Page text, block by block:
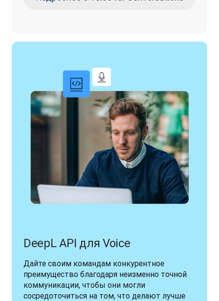
DeepL API для Voice
Дайте своим командам конкурентное
преимущество благодаря неизменно точной
коммуникации, чтобы они могли
сосредоточиться на том, что делают лучше